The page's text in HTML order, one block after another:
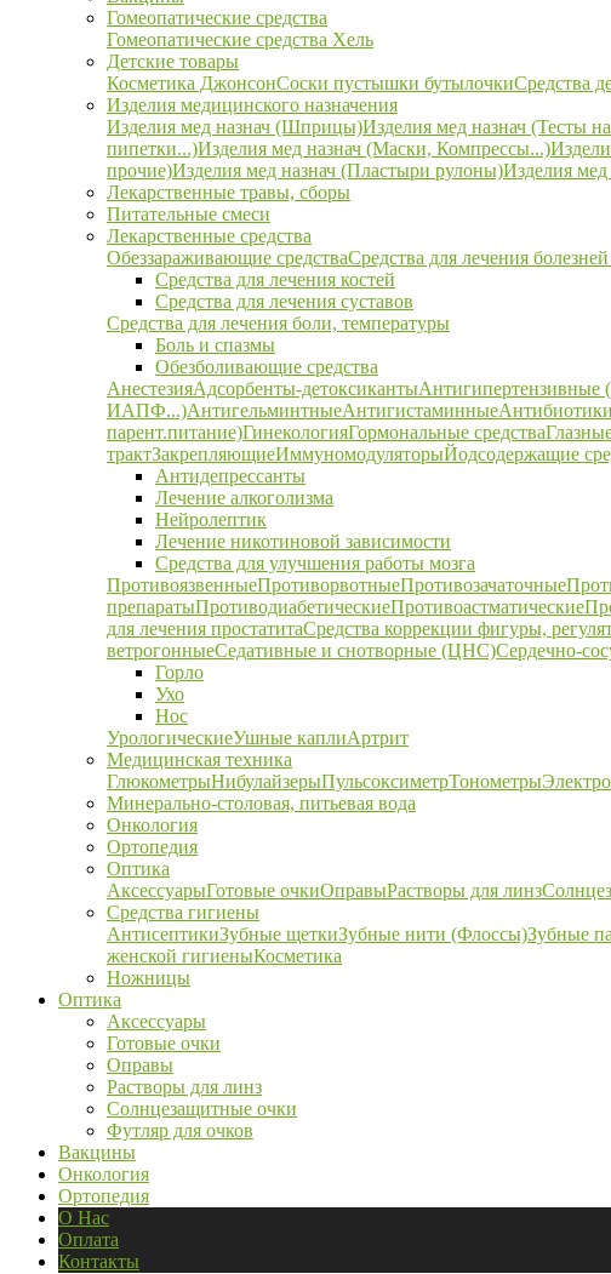
Гомеопатические средства
Гомеопатические средства Хель
Детские товары
Косметика ДжонсонСоски пустышки бутылочкиСредства
Изделия медицинского назначения
Изделия мед назнач (Шприцы)Изделия мед назнач (Тесты
пипетки...)Изделия мед назнач (Маски, Компрессы...)
прочие)Изделия мед назнач (Пластыри рулоны)Изделия
Лекарственные травы, сборы
Питательные смеси
Лекарственные средства
Обеззараживающие средстваСредства для лечения
Средства для лечения костей
Средства для лечения суставов
Средства для лечения боли, температуры
Боль и спазмы
Обезболивающие средства
АнестезияАдсорбенты-детоксиканты
ИАПФ...)АнтигельминтныеАнтигистаминныеАнтибиотики
парент.питание)ГинекологияГормональные средства
трактЗакрепляющиеИммуномодуляторыЙодсодержащие
Антидепрессанты
Лечение алкоголизма
Нейролептик
Лечение никотиновой зависимости
Средства для улучшения работы мозга
ПротивоязвенныеПротиворвотныеПротивозачаточные
препаратыПротиводиабетическиеПротивоастматические
для лечения простатитаСредства коррекции фигуры,
ветрогонныеСедативные и снотворные (ЦНС)Сердечно-
Горло
Ухо
Нос
УрологическиеУшные каплиАртрит
Медицинская техника
ГлюкометрыНибулайзерыПульсоксиметрТонометры
Минерально-столовая, питьевая вода
Онкология
Ортопедия
Оптика
АксессуарыГотовые очкиОправыРастворы для линз
Средства гигиены
АнтисептикиЗубные щеткиЗубные нити (Флоссы)Зубные
женской гигиеныКосметика
Ножницы
Оптика
Аксессуары
Готовые очки
Оправы
Растворы для линз
Солнцезащитные очки
Футляр для очков
Вакцины
Онкология
Ортопедия
О Нас
Оплата
Контакты